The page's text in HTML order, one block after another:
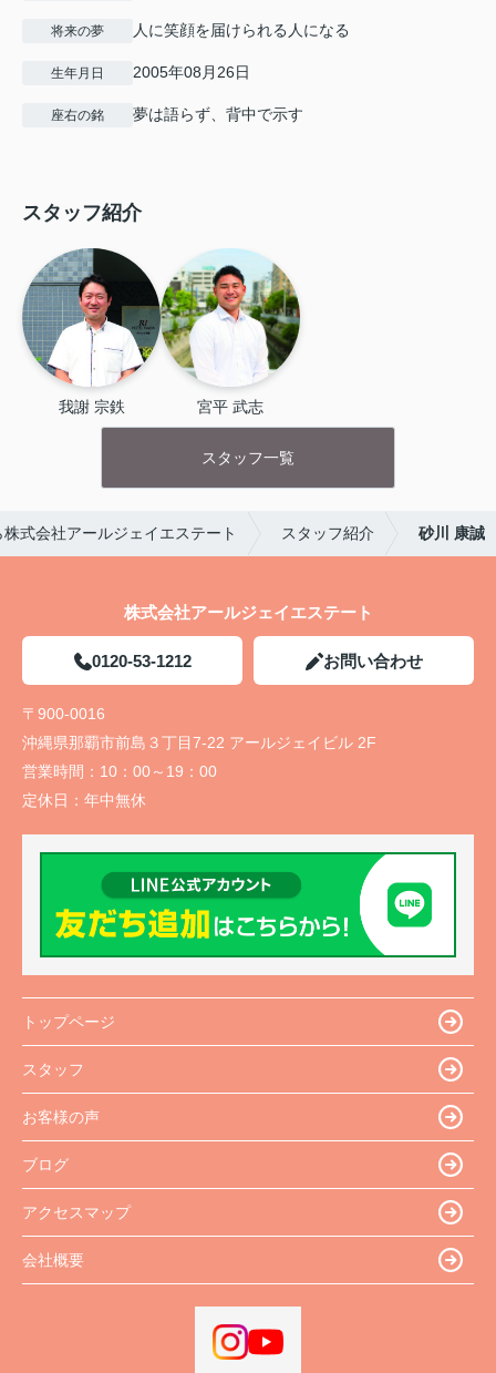
将来の夢 人に笑顔を届けられる人になる
生年月日 2005年08月26日
座右の銘 夢は語らず、背中で示す
スタッフ紹介
我謝 宗鉄 宮平 武志
スタッフ一覧
式会社アールジェイエステート スタッフ紹介 砂川 康誠
株式会社アールジェイエステート
0120-53-1212 お問い合わせ
〒900-0016
沖縄県那覇市前島３丁目7-22 アールジェイビル 2F
営業時間： 10：00～19：00
定休日： 年中無休
トップページ
スタッフ
お客様の声
ブログ
アクセスマップ
会社概要